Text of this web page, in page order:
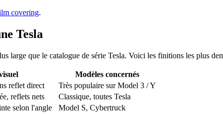
covering.
Tesla
large que le catalogue de série Tesla. Voici les finitions les plus
Modèles concernés
reflet direct
Très populaire sur Model 3 / Y
reflets nets
Classique, toutes Tesla
selon l'angle
Model S, Cybertruck